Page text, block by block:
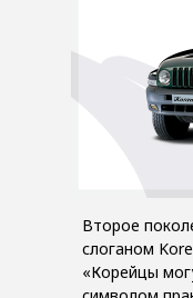
Второе
слоганом
«Корейцы